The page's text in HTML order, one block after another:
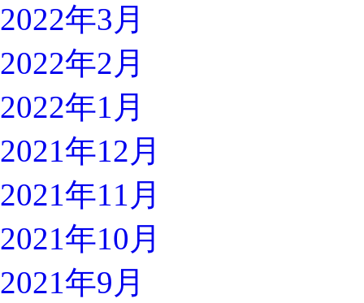
2022年3月
2022年2月
2022年1月
2021年12月
2021年11月
2021年10月
2021年9月